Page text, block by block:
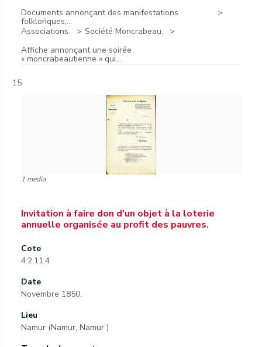
Documents annonçant des manifestations
folkloriques,...
Associations.
Société Moncrabeau.
Affiche annonçant une soirée
« moncrabeautienne » qui...
15
1 media
Invitation à faire don d'un objet à la loterie
annuelle organisée au profit des pauvres.
Cote
4.2.11.4
Date
Novembre 1850.
Lieu
Namur (Namur, Namur )